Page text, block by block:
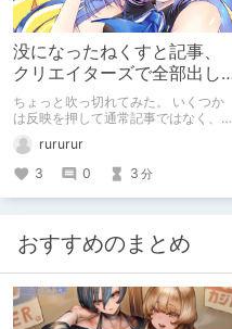
没になったねくすと記事、
クリエイターズで全部出し
てみます。
ちょっと吹っ切れてみた。 いくつか
は反映を押して通常記事ではなく、ク
なと。rururur
3
0 3 分
おすすめのまとめ